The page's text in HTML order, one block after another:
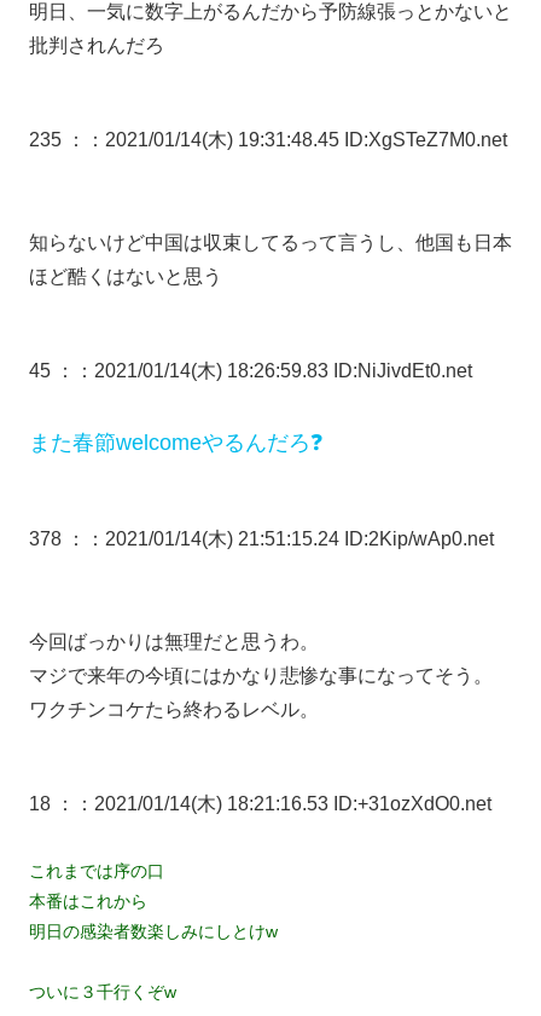
明日、一気に数字上がるんだから予防線張っとかないと
批判されんだろ
235 ： ：2021/01/14(木) 19:31:48.45 ID:XgSTeZ7M0.net
知らないけど中国は収束してるって言うし、他国も日本
ほど酷くはないと思う
45 ： ：2021/01/14(木) 18:26:59.83 ID:NiJivdEt0.net
また春節welcomeやるんだろ❓
378 ： ：2021/01/14(木) 21:51:15.24 ID:2Kip/wAp0.net
今回ばっかりは無理だと思うわ。
マジで来年の今頃にはかなり悲惨な事になってそう。
ワクチンコケたら終わるレベル。
18 ： ：2021/01/14(木) 18:21:16.53 ID:+31ozXdO0.net
これまでは序の口
本番はこれから
明日の感染者数楽しみにしとけw
ついに３千行くぞw